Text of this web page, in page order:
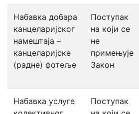
Набавка добара
канцеларијског
намештаја –
канцеларијске
(радне) фотеље
Поступак
на који се
не
примењује
Закон
Набавка услуге
Поступак